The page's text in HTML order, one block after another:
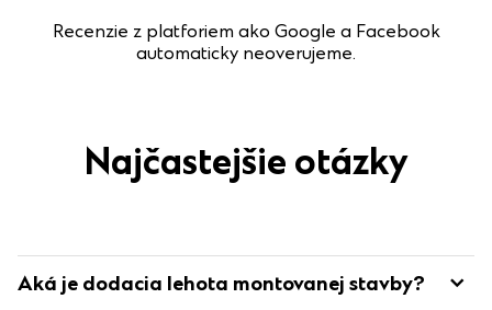
Recenzie z platforiem ako Google a Facebook
automaticky neoverujeme.
Najčastejšie otázky
Aká je dodacia lehota montovanej stavby?